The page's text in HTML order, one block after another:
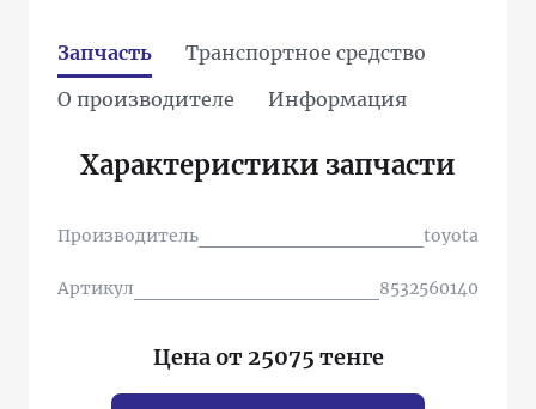
Запчасть
Транспортное средство
О производителе
Информация
Характеристики запчасти
Производитель toyota
Артикул 8532560140
Цена от 25075 тенге